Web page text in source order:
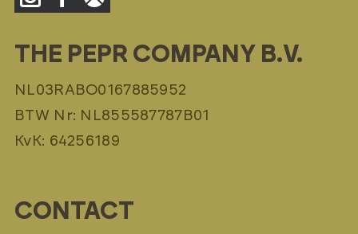
THE PEPR COMPANY B.V.
NL03RABO0167885952
BTW Nr: NL855587787B01
KvK: 64256189
CONTACT